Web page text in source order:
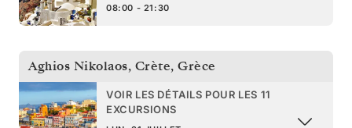
08:00 - 21:30
Aghios Nikolaos, Crète, Grèce
VOIR LES DÉTAILS POUR LES 11
EXCURSIONS